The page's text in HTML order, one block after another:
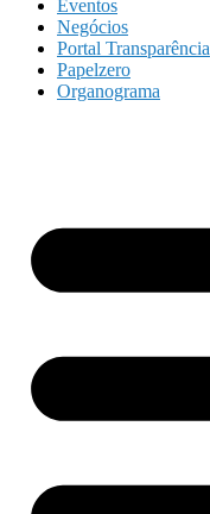
Eventos
Negócios
Portal Transparência
Papelzero
Organograma